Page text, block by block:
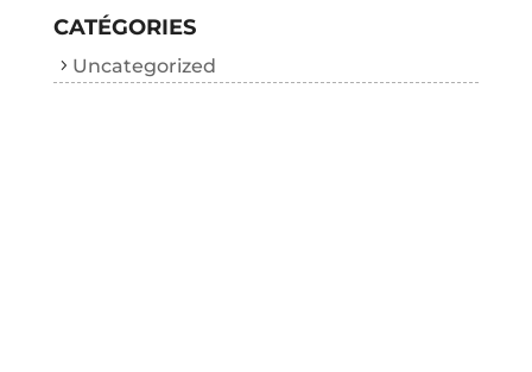
CATÉGORIES
Uncategorized